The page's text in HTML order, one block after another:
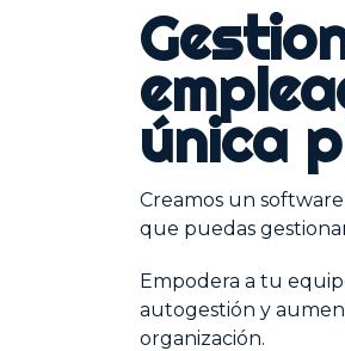
única
Creamos un
que puedas
Empodera a tu
autogestión y
organización.